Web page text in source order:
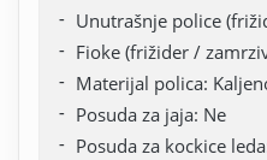
Unutrašnje police
Fioke (frižider /
Materijal polica:
Posuda za jaja: Ne
Posuda za kockice